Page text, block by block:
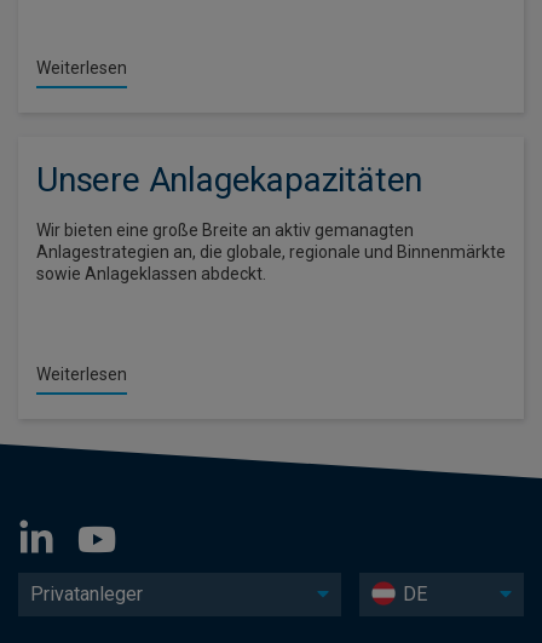
Weiterlesen
Unsere Anlagekapazitäten
Wir bieten eine große Breite an aktiv gemanagten
Anlagestrategien an, die globale, regionale und Binnenmärkte
sowie Anlageklassen abdeckt.
Weiterlesen
Privatanleger DE